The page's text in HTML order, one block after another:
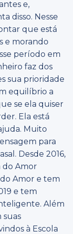
e,
disso. Nesse
que está
e morando
período em
faz dos
sua prioridade
equilíbrio a
se ela quiser
Ela está
Muito
para
Desde 2016,
do Amor
Amor e tem
e tem
Além
suas
à Escola